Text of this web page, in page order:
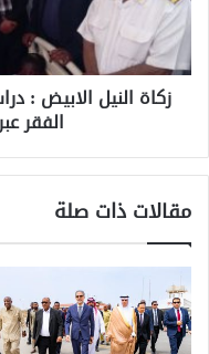
الفقر
مقالات ذات صلة